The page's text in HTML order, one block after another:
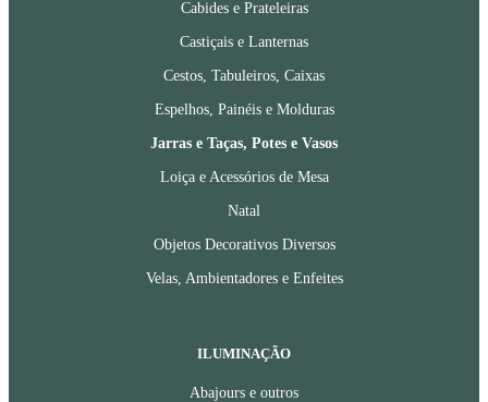
Cabides e Prateleiras
Castiçais e Lanternas
Cestos, Tabuleiros, Caixas
Espelhos, Painéis e Molduras
Jarras e Taças, Potes e Vasos
Loiça e Acessórios de Mesa
Natal
Objetos Decorativos Diversos
Velas, Ambientadores e Enfeites
ILUMINAÇÃO
Abajours e outros